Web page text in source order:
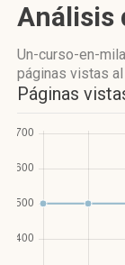
Análisis
Un-curso-en-
páginas vistas
Páginas